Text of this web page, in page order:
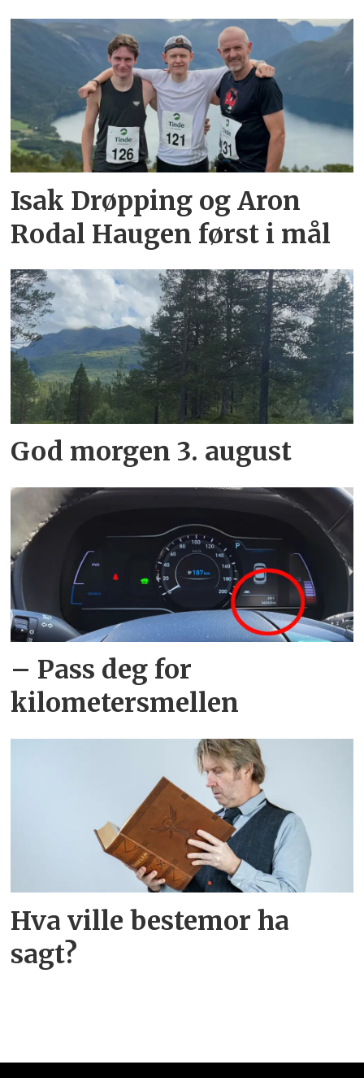
Isak Drøpping og Aron
Rodal Haugen først i mål
God morgen 3. august
– Pass deg for
kilometersmellen
Hva ville bestemor ha
sagt?